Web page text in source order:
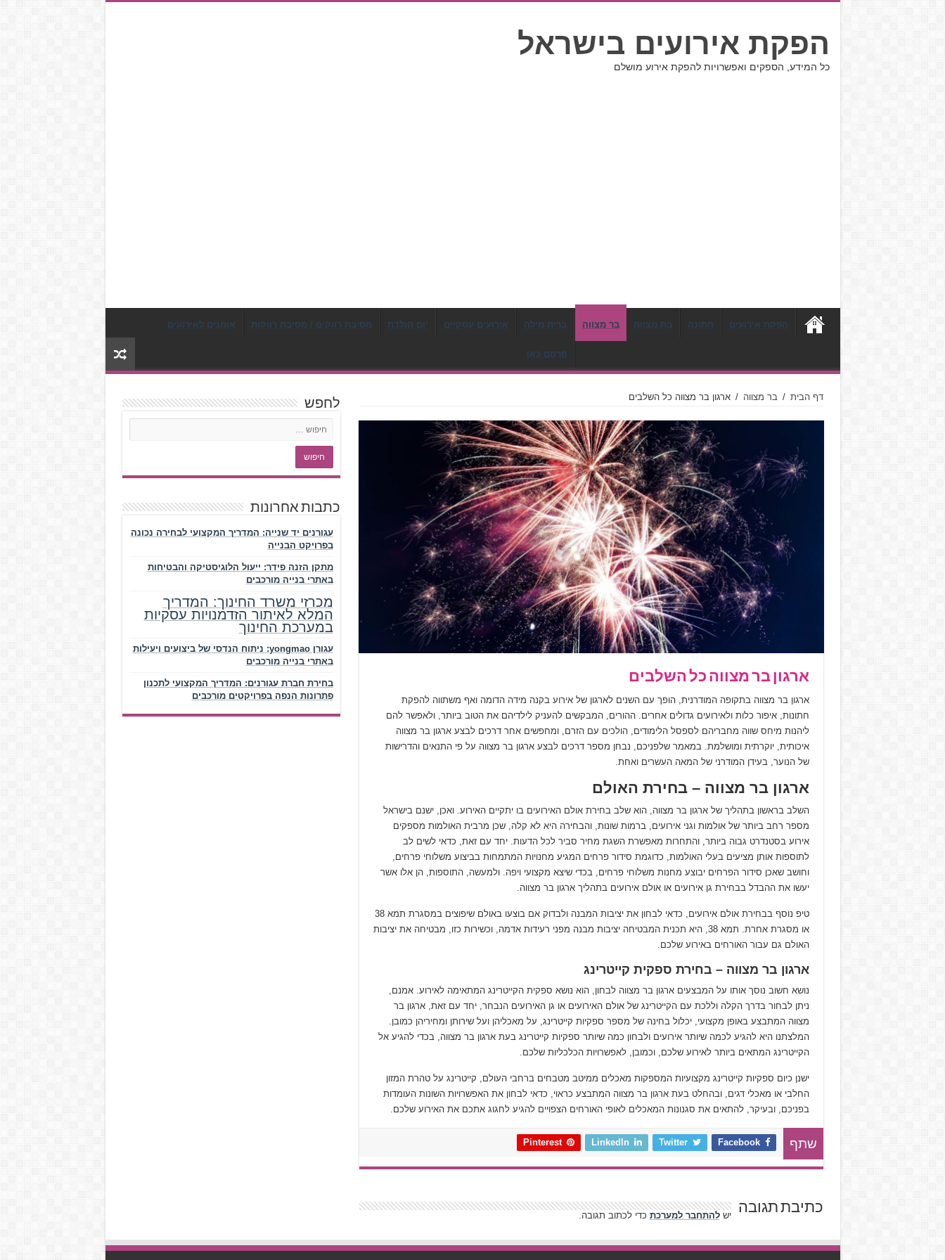
הפקת אירועים בישראל
כל המידע, הספקים ואפשרויות להפקת אירוע מושלם
הפקת אירועים חתונה בת מצווה בר מצווה ברית מילה אירועים עסקיים יום הולדת מסיבת רווקים / מסיבת רווקות אומנים לאירועים
פרסם כאן
דף הבית / בר מצווה / ארגון בר מצווה כל השלבים
ארגון בר מצווה כל השלבים
ארגון בר מצווה בתקופה המודרנית, הופך עם השנים לארגון של אירוע בקנה מידה הדומה ואף משתווה להפקת
חתונות, איפור כלות ולאירועים גדולים אחרים. ההורים, המבקשים להעניק לילדיהם את הטוב ביותר, ולאפשר להם
ליהנות מיחס שווה מחבריהם לספסל הלימודים, הולכים עם הזרם, ומחפשים אחר דרכים לבצע ארגון בר מצווה
איכותית, יוקרתית ומושלמת. במאמר שלפניכם, נבחן מספר דרכים לבצע ארגון בר מצווה על פי התנאים והדרישות
של הנוער, בעידן המודרני של המאה העשרים ואחת.
ארגון בר מצווה – בחירת האולם
השלב בראשון בתהליך של ארגון בר מצווה, הוא שלב בחירת אולם האירועים בו יתקיים האירוע. ואכן, ישנם בישראל
מספר רחב ביותר של אולמות וגני אירועים, ברמות שונות, והבחירה היא לא קלה, שכן מרבית האולמות מספקים
אירוע בסטנדרט גבוה ביותר, והתחרות מאפשרת השגת מחיר סביר לכל הדעות. יחד עם זאת, כדאי לשים לב
לתוספות אותן מציעים בעלי האולמות, כדוגמת סידור פרחים המגיע מחנויות המתמחות בביצוע משלוחי פרחים,
וחושב שאכן סידור הפרחים יבוצע מחנות משלוחי פרחים, בכדי שיצא מקצועי ויפה. ולמעשה, התוספות, הן אלו אשר
יעשו את ההבדל בבחירת גן אירועים או אולם אירועים בתהליך ארגון בר מצווה.
טיפ נוסף בבחירת אולם אירועים, כדאי לבחון את יציבות המבנה ולבדוק אם בוצעו באולם שיפוצים במסגרת תמא 38
או מסגרת אחרת. תמא 38, היא תכנית המבטיחה יציבות מבנה מפני רעידות אדמה, וכשירות כזו, מבטיחה את יציבות
האולם גם עבור האורחים באירוע שלכם.
ארגון בר מצווה – בחירת ספקית קייטרינג
נושא חשוב נוסך אותו על המבצעים ארגון בר מצווה לבחון, הוא נושא ספקית הקייטרינג המתאימה לאירוע. אמנם,
ניתן לבחור בדרך הקלה וללכת עם הקייטרינג של אולם האירועים או גן האירועים הנבחר, יחד עם זאת, ארגון בר
מצווה המתבצע באופן מקצועי, יכלול בחינה של מספר ספקיות קייטרינג, על מאכליהן ועל שירותן ומחיריהן כמובן.
המלצתנו היא להגיע לכמה שיותר אירועים ולבחון כמה שיותר ספקיות קייטרינג בעת ארגון בר מצווה, בכדי להגיע אל
הקייטרינג המתאים ביותר לאירוע שלכם, וכמובן, לאפשרויות הכלכליות שלכם.
ישנן כיום ספקיות קייטרינג מקצועיות המספקות מאכלים ממיטב מטבחים ברחבי העולם, קייטרינג על טהרת המזון
החלבי או מאכלי דגים, ובהחלט בעת ארגון בר מצווה המתבצע כראוי, כדאי לבחון את האפשרויות השונות העומדות
בפניכם, ובעיקר, להתאים את סגנונות המאכלים לאופי האורחים הצפויים להגיע לחגוג אתכם את האירוע שלכם.
שתף Facebook
Twitter
LinkedIn
Pinterest
כתיבת תגובה ישלהתחבר למערכת כדי לכתוב תגובה.
לחפש
כתבות אחרונות
עגורנים יד שנייה: המדריך המקצועי לבחירה נכונה
בפרויקט הבנייה
מתקן הזנה פידר: ייעול הלוגיסטיקה והבטיחות
באתרי בנייה מורכבים
מכרזי משרד החינוך: המדריך
המלא לאיתור הזדמנויות עסקיות
במערכת החינוך
עגורן yongmao: ניתוח הנדסי של ביצועים ויעילות
באתרי בנייה מורכבים
בחירת חברת עגורנים: המדריך המקצועי לתכנון
פתרונות הנפה בפרויקטים מורכבים